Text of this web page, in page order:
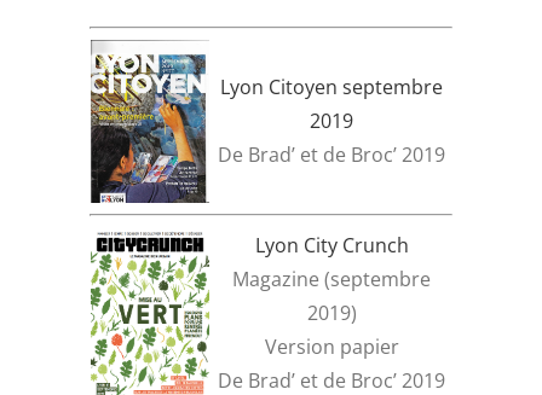
Lyon Citoyen septembre
2019
De Brad’ et de Broc’ 2019
Lyon City Crunch
Magazine (septembre
2019)
Version papier
De Brad’ et de Broc’ 2019